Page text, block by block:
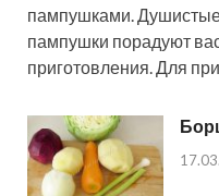
пампушками.
пампушки порадуют
приготовления. Для